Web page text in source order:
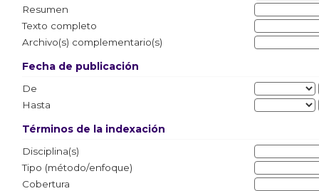
Resumen
Texto completo
Archivo(s) complementario(s)
Fecha de publicación
De
Hasta
Términos de la indexación
Disciplina(s)
Tipo (método/enfoque)
Cobertura